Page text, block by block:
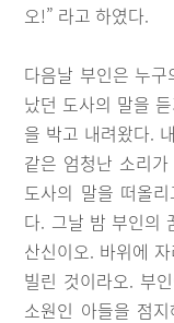
오!” 라고 하였다.
다음날 부인은 누
났던 도사의 말을
을 박고 내려왔다.
같은 엄청난 소리
도사의 말을 떠올
다. 그날 밤 부인의
산신이오. 바위에
빌린 것이라오. 부
소원인 아들을 점